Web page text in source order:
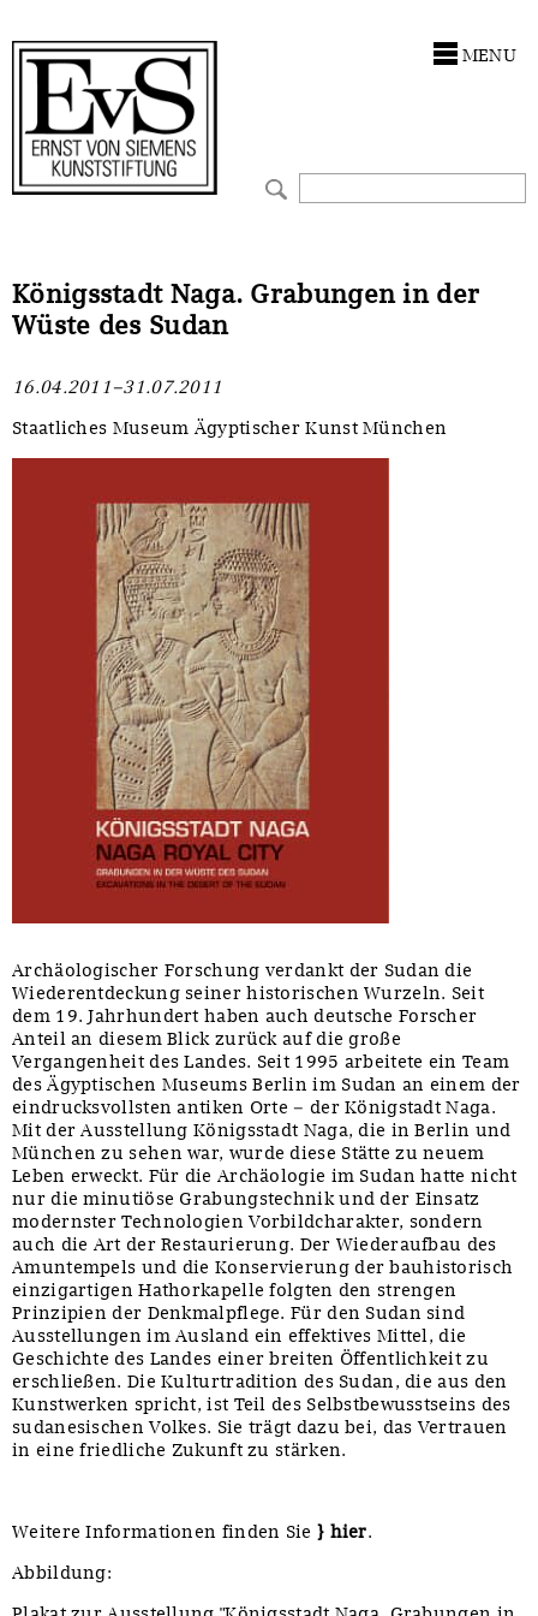
MENU
Königsstadt Naga. Grabungen in der
Wüste des Sudan
16.04.2011–31.07.2011
Staatliches Museum Ägyptischer Kunst München
Archäologischer Forschung verdankt der Sudan die
Wiederentdeckung seiner historischen Wurzeln. Seit
dem 19. Jahrhundert haben auch deutsche Forscher
Anteil an diesem Blick zurück auf die große
Vergangenheit des Landes. Seit 1995 arbeitete ein Team
des Ägyptischen Museums Berlin im Sudan an einem der
eindrucksvollsten antiken Orte – der Königstadt Naga.
Mit der Ausstellung Königsstadt Naga, die in Berlin und
München zu sehen war, wurde diese Stätte zu neuem
Leben erweckt. Für die Archäologie im Sudan hatte nicht
nur die minutiöse Grabungstechnik und der Einsatz
modernster Technologien Vorbildcharakter, sondern
auch die Art der Restaurierung. Der Wiederaufbau des
Amuntempels und die Konservierung der bauhistorisch
einzigartigen Hathorkapelle folgten den strengen
Prinzipien der Denkmalpflege. Für den Sudan sind
Ausstellungen im Ausland ein effektives Mittel, die
Geschichte des Landes einer breiten Öffentlichkeit zu
erschließen. Die Kulturtradition des Sudan, die aus den
Kunstwerken spricht, ist Teil des Selbstbewusstseins des
sudanesischen Volkes. Sie trägt dazu bei, das Vertrauen
in eine friedliche Zukunft zu stärken.
Weitere Informationen finden Sie } hier.
Abbildung:
Förderphilosophie
Gremien
Presse und Neuigkeiten
Stellenangebote
Ankauf
Restaurierungen
Werkverzeichnisse
UKRAINE-Förderlinie